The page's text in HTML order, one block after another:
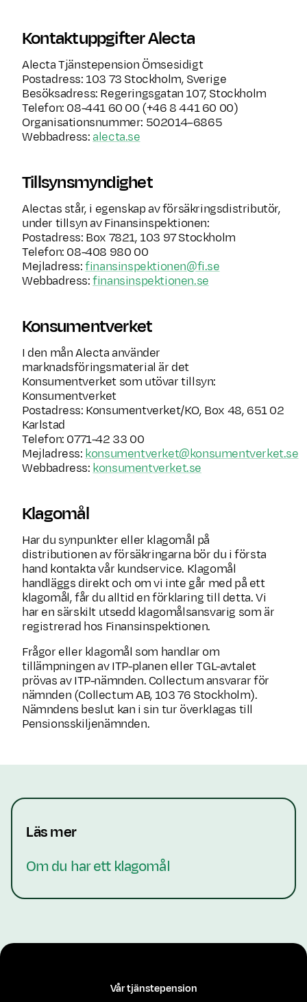
Kontaktuppgifter Alecta
Alecta Tjänstepension Ömsesidigt
Postadress: 103 73 Stockholm, Sverige
Besöksadress: Regeringsgatan 107, Stockholm
Telefon: 08-441 60 00 (+46 8 441 60 00)
Organisationsnummer: 502014–6865
Webbadress:alecta.se
Tillsynsmyndighet
Alectas står, i egenskap av försäkringsdistributör,
under tillsyn av Finansinspektionen:
Postadress: Box 7821, 103 97 Stockholm
Telefon: 08-408 980 00
Mejladress:finansinspektionen@fi.se
Webbadress:finansinspektionen.se
Konsumentverket
I den mån Alecta använder
marknadsföringsmaterial är det
Konsumentverket som utövar tillsyn:
Konsumentverket
Postadress: Konsumentverket/KO, Box 48, 651 02
Karlstad
Telefon: 0771-42 33 00
Mejladress:konsumentverket@konsumentverket.se
Webbadress:konsumentverket.se
Klagomål
Har du synpunkter eller klagomål på
distributionen av försäkringarna bör du i första
hand kontakta vår kundservice. Klagomål
handläggs direkt och om vi inte går med på ett
klagomål, får du alltid en förklaring till detta. Vi
har en särskilt utsedd klagomålsansvarig som är
registrerad hos Finansinspektionen.
Frågor eller klagomål som handlar om
tillämpningen av ITP-planen eller TGL-avtalet
prövas av ITP-nämnden. Collectum ansvarar för
nämnden (Collectum AB, 103 76 Stockholm).
Nämndens beslut kan i sin tur överklagas till
Pensionsskiljenämnden.
Läs mer
Om du har ett klagomål
Vår tjänstepension